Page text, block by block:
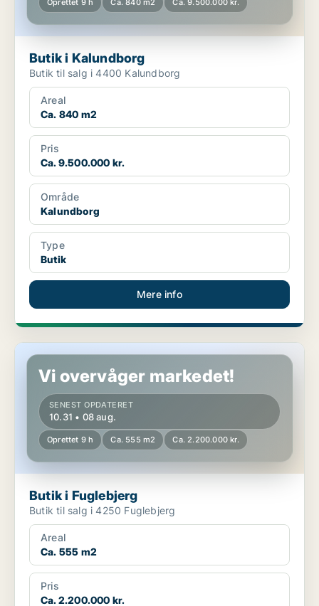
Oprettet 9 h Ca. 840 m2 Ca. 9.500.000 kr.
Butik i Kalundborg
Butik til salg i 4400 Kalundborg
Areal
Ca. 840 m2
Pris
Ca. 9.500.000 kr.
Område
Kalundborg
Type
Butik
Mere info
Butik i Fuglebjerg
Vi overvåger markedet!
SENEST OPDATERET
10.31 • 08 aug.
Oprettet 9 h Ca. 555 m2 Ca. 2.200.000 kr.
Butik i Fuglebjerg
Butik til salg i 4250 Fuglebjerg
Areal
Ca. 555 m2
Pris
Ca. 2.200.000 kr.